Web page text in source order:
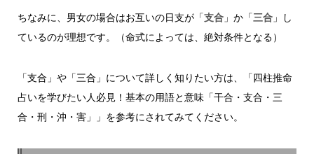
ちなみに、男女の場合はお互いの日支が「支合」か「三合」し
ているのが理想です。（命式によっては、絶対条件となる）
「支合」や「三合」について詳しく知りたい方は、「四柱推命
占いを学びたい人必見！基本の用語と意味「干合・支合・三
合・刑・沖・害」」を参考にされてみてください。